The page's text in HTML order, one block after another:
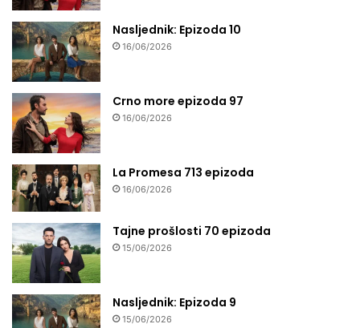
Nasljednik: Epizoda 10
16/06/2026
Crno more epizoda 97
16/06/2026
La Promesa 713 epizoda
16/06/2026
Tajne prošlosti 70 epizoda
15/06/2026
Nasljednik: Epizoda 9
15/06/2026